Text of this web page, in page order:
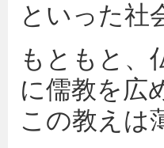
といった社
もともと、
に儒教を広
この教えは